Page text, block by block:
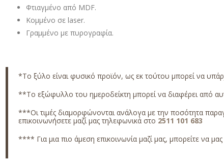
Φτιαγμένο από MDF.
Κομμένο σε laser.
Γραμμένο με πυρογραφία.
*Το ξύλο είναι φυσικό προϊόν, ως εκ τούτου μπορεί να
**Το εξώφυλλο του ημεροδείκτη μπορεί να διαφέρει από
***Οι τιμές διαμορφώνονται ανάλογα με την ποσότητα
επικοινωνήσετε μαζί μας τηλεφωνικά στο 2511 101 683
**** Για μια πιο άμεση επικοινωνία μαζί μας, μπορείτε να μας